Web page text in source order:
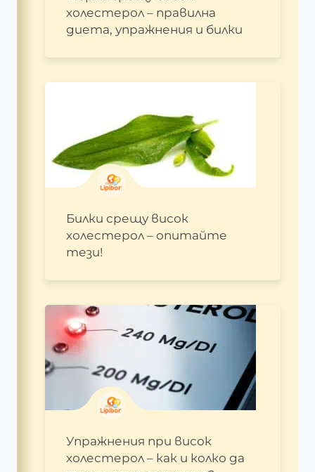
холестерол – правилна
диета, упражнения и билки
Билки срещу висок
холестерол – опитайте
тези!
Упражнения при висок
холестерол – как и колко да